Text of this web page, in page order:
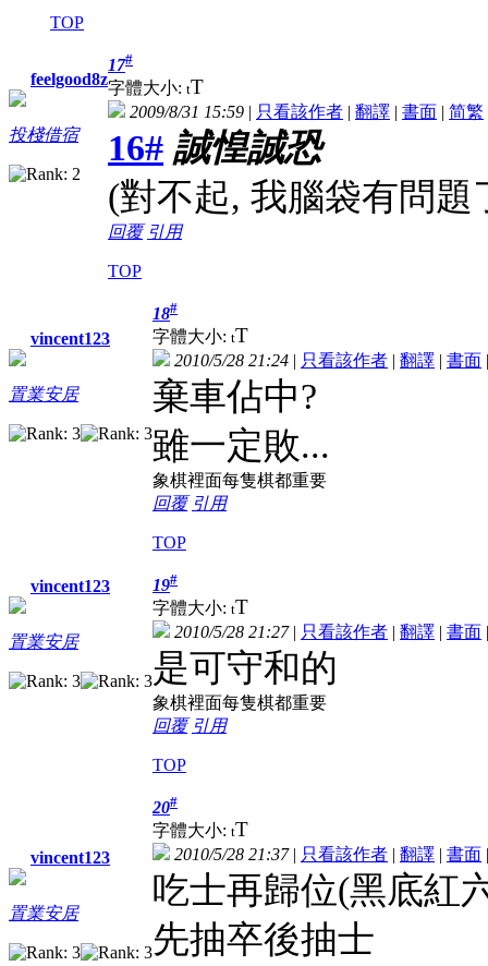
TOP
feelgood8z
投棧借宿
17#
字體大小: tT
2009/8/31 15:59 | 只看該作者 | 翻譯 | 書面 | 简繁
16# 誠惶誠恐
(對不起, 我腦袋有問題
回覆 引用
TOP
vincent123
置業安居
18#
字體大小: tT
2010/5/28 21:24 | 只看該作者 | 翻譯 | 書面
棄車佔中?
雖一定敗...
象棋裡面每隻棋都重要
回覆 引用
TOP
vincent123
置業安居
19#
字體大小: tT
2010/5/28 21:27| 只看該作者 | 翻譯 | 書面
是可守和的
象棋裡面每隻棋都重要
回覆 引用
TOP
vincent123
置業安居
20#
字體大小: tT
2010/5/28 21:37| 只看該作者 | 翻譯 | 書面
吃士再歸位(黑底紅
先抽卒後抽士